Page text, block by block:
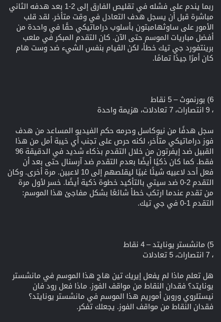
ربما يندم على فشله في تقليص الفارق إلى 2-1 بعد هدفه الثاني
مباشرة قبل أن يسجل هدف التعادل في وقت متأخر. لقد قلب
الأمور على ساوثهامبتون بأسلوب دراماتيكي حقًا في واحدة من
أفضل مباريات الموسم حتى الآن. كان التقدم المبكر في ملعب
برينتفورد جي تيك خطأ، لكن القيام بنفس الشيء ضد وست هام
كان أمرًا جيدًا تمامًا.
6) بورنموث – 5 نقاط
، 9 انتصارات، 7 تعادلات، هزيمة واحدة
سجل هدفًا من نيوكاسل وحرمه حكم الفيديو المساعد من هدف
فوز دراماتيكي متأخر، لكنه حرص على تجنب أي خيبة أمل من هذا
القبيل ضد إيفرتون من خلال التقدم بذكاء شديد في الدقيقة 96
فقط. كما كان ذكيًا أيضًا بعدم التقدم ضد آرسنال حتى بعد أن
فعل أحد لاعبيه شيئًا غبيًا ليقلصهم إلى 10 لاعبين. مرة أخرى. وكان
التقدم 2-0 ضد سيتي بالتأكيد خطوة ذكية أيضًا. خسر لأول مرة
من تقدم عندما ارتكب خطأ شائعًا بشكل مفاجئ هذا الموسم:
التقدم 1-0 في جي تيك.
5) مانشستر يونايتد – 4 نقاط
، 7 انتصارات، 5 تعادلات
هل تعلم ماذا لم يفعل إيريك تين هاج هذا الموسم في مانشستر
يونايتد؟ فقدان النقاط من مواقف الفوز. ماذا فعل رود فان
نيستلروي وروبن أموريم هذا الموسم في مانشستر يونايتد؟
فقدان النقاط من مواقف الفوز. يجعلك تفكر.